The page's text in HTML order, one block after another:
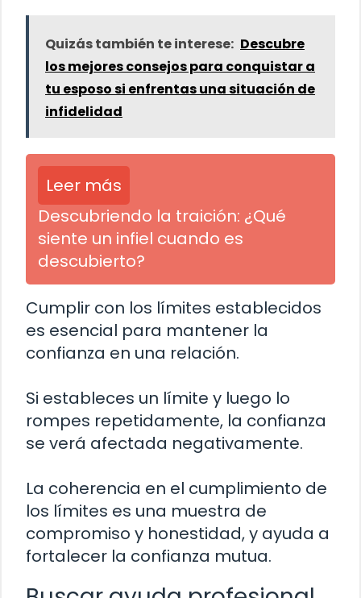
Quizás también te interese: Descubre
los mejores consejos para conquistar a
tu esposo si enfrentas una situación de
infidelidad
Leer más
Descubriendo la traición: ¿Qué
siente un infiel cuando es
descubierto?
Cumplir con los límites establecidos
es esencial para mantener la
confianza en una relación.
Si estableces un límite y luego lo
rompes repetidamente, la confianza
se verá afectada negativamente.
La coherencia en el cumplimiento de
los límites es una muestra de
compromiso y honestidad, y ayuda a
fortalecer la confianza mutua.